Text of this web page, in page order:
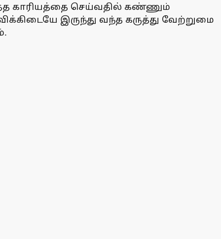
காரியத்தை செய்வதில் கண்ணும்
இருந்து வந்த கருத்து வேற்றுமை